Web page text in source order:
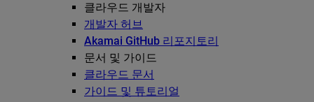
클라우드 개발자
개발자 허브
Akamai GitHub 리포지토리
문서 및 가이드
클라우드 문서
가이드 및 튜토리얼